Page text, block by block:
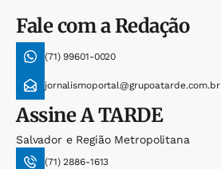
Fale com a Redação
(71) 99601-0020
jornalismoportal@grupoatarde.com.br
AssineA TARDE
Salvador e Região Metropolitana
(71) 2886-1613